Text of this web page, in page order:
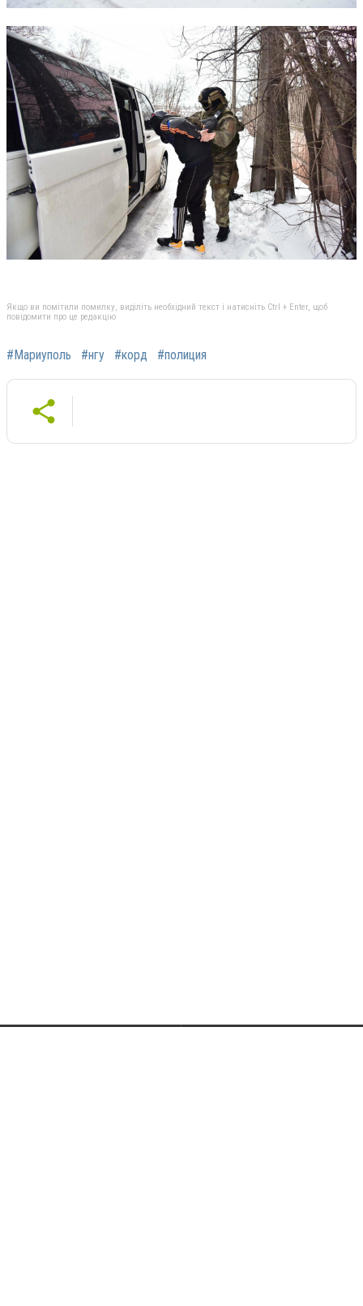
Якщо ви помітили помилку, виділіть необхідний текст і натисніть Ctrl + Enter, щоб
повідомити про це редакцію
#Мариуполь #нгу #корд #полиция